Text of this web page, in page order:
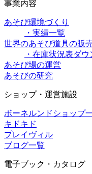
事業内容
あそび環境づくり
・実績一覧
世界のあそび道具の販
・在庫状況表ダウ
あそび場の運営
あそびの研究
ショップ・運営施設
ボーネルンドショップ
キドキド
プレイヴィル
ブログ一覧
電子ブック・カタログ